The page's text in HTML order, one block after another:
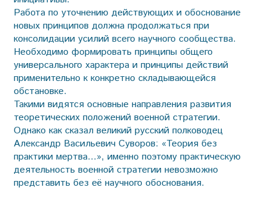
Работа по уточнению действующих и обоснование
новых принципов должна продолжаться при
консолидации усилий всего научного сообщества.
Необходимо формировать принципы общего
универсального характера и принципы действий
применительно к конкретно складывающейся
обстановке.
Такими видятся основные направления развития
теоретических положений военной стратегии.
Однако как сказал великий русский полководец
Александр Васильевич Суворов: «Теория без
практики мертва…», именно поэтому практическую
деятельность военной стратегии невозможно
представить без её научного обоснования.